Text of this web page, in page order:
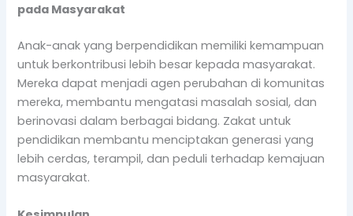
pada Masyarakat
Anak-anak yang berpendidikan memiliki kemampuan
untuk berkontribusi lebih besar kepada masyarakat.
Mereka dapat menjadi agen perubahan di komunitas
mereka, membantu mengatasi masalah sosial, dan
berinovasi dalam berbagai bidang. Zakat untuk
pendidikan membantu menciptakan generasi yang
lebih cerdas, terampil, dan peduli terhadap kemajuan
masyarakat.